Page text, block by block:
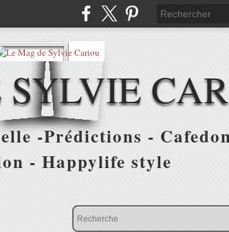
-Prédictions -
- Happylife style